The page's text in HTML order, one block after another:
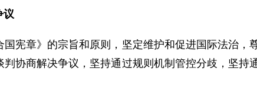
议
章》的宗旨和原则，坚定维护和促进国际法治，
协商解决争议，坚持通过规则机制管控分歧，坚持